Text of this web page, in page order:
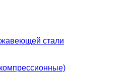
стали